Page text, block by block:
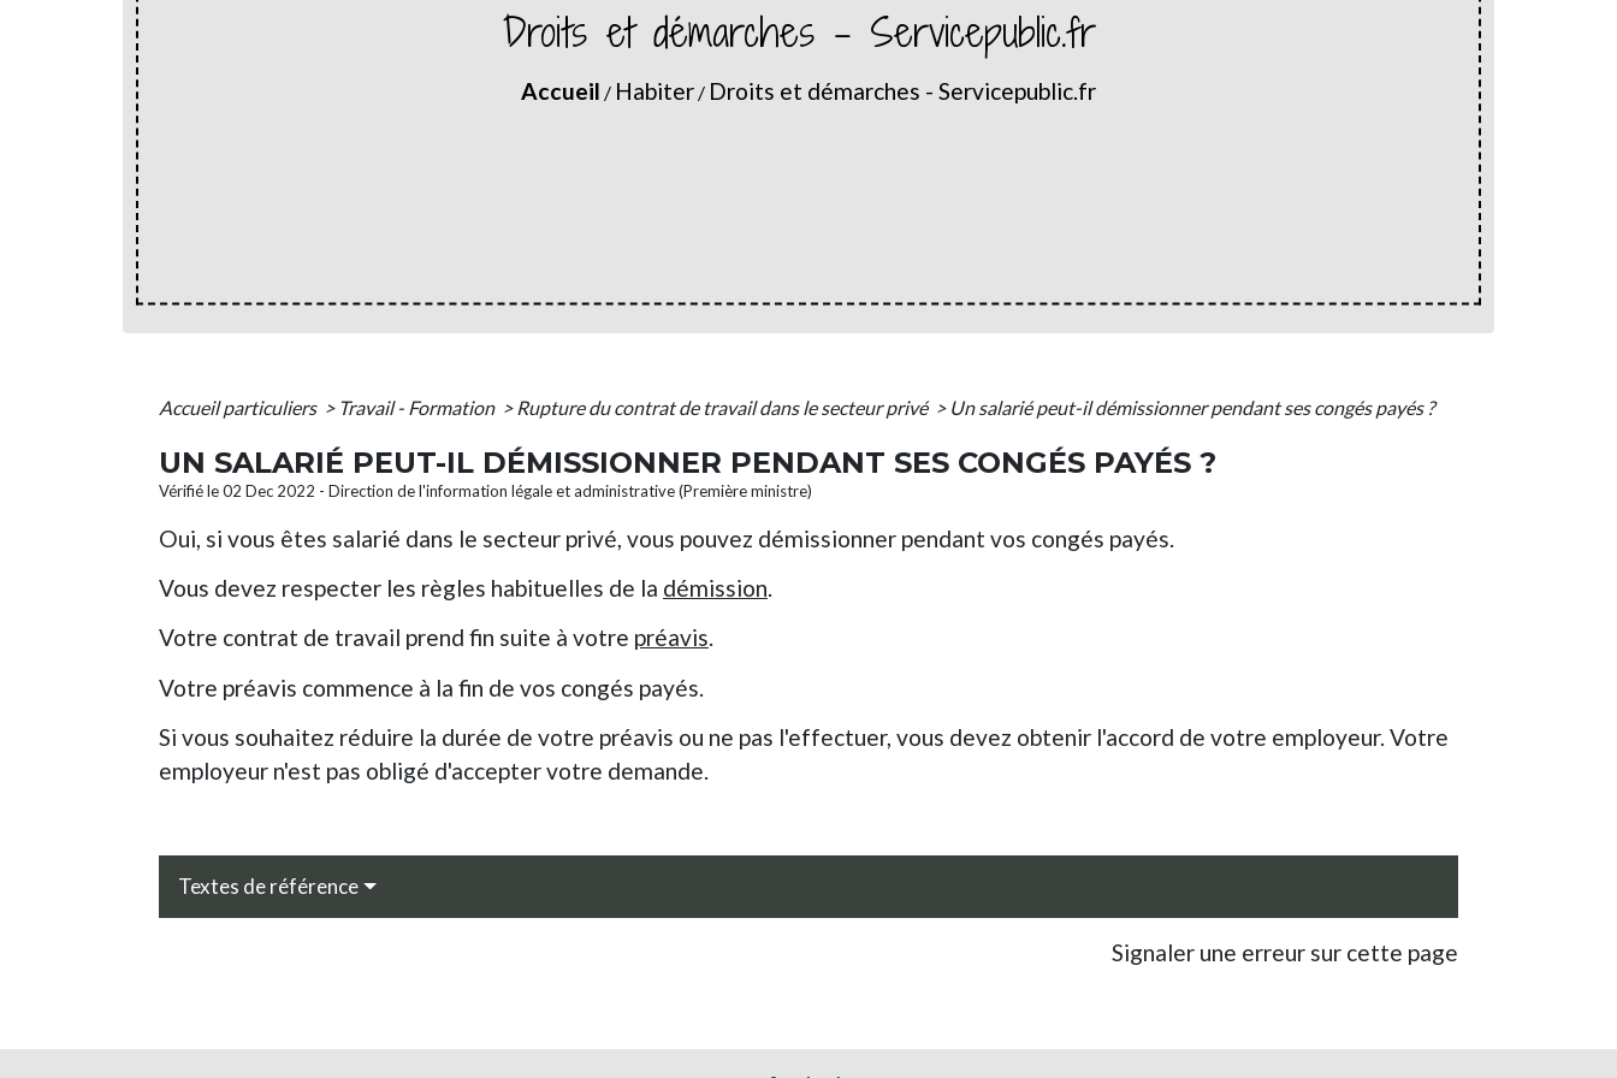
Droits et démarches - Servicepublic.fr
Accueil / Habiter / Droits et démarches - Servicepublic.fr
Accueil particuliers > Travail - Formation > Rupture du contrat de travail dans le secteur privé > Un salarié peut-il démissionner pendant ses congés payés ?
UN SALARIÉ PEUT-IL DÉMISSIONNER PENDANT SES CONGÉS PAYÉS ?
Vérifié le 02 Dec 2022 - Direction de l'information légale et administrative (Première ministre)
Oui, si vous êtes salarié dans le secteur privé, vous pouvez démissionner pendant vos congés payés.
Vous devez respecter les règles habituelles de la démission.
Votre contrat de travail prend fin suite à votre préavis.
Votre préavis commence à la fin de vos congés payés.
Si vous souhaitez réduire la durée de votre préavis ou ne pas l'effectuer, vous devez obtenir l'accord de votre employeur. Votre
employeur n'est pas obligé d'accepter votre demande.
Textes de référence
Signaler une erreur sur cette page